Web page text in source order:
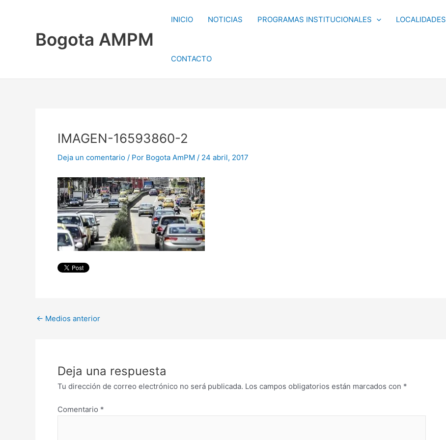
Bogota AMPM
INICIO NOTICIAS PROGRAMAS INSTITUCIONALES LOCALIDADES
CONTACTO
IMAGEN-16593860-2
Deja un comentario / Por Bogota AmPM / 24 abril, 2017
← Medios anterior
Deja una respuesta
Tu dirección de correo electrónico no será publicada. Los campos obligatorios están marcados con *
Comentario *